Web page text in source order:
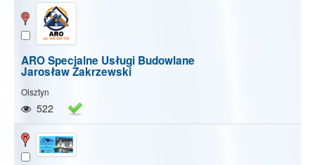
ARO Specjalne Usługi Budowlane
Jarosław Zakrzewski
Olsztyn
522